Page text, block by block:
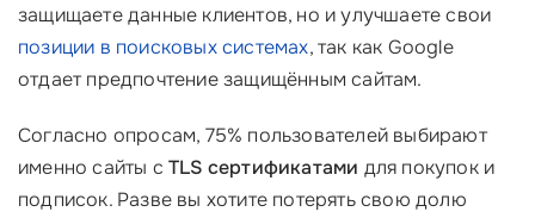
защищаете данные клиентов, но и улучшаете свои
позиции в поисковых системах, так как Google
отдает предпочтение защищённым сайтам.
Согласно опросам, 75% пользователей выбирают
именно сайты с TLS сертификатами для покупок и
подписок. Разве вы хотите потерять свою долю